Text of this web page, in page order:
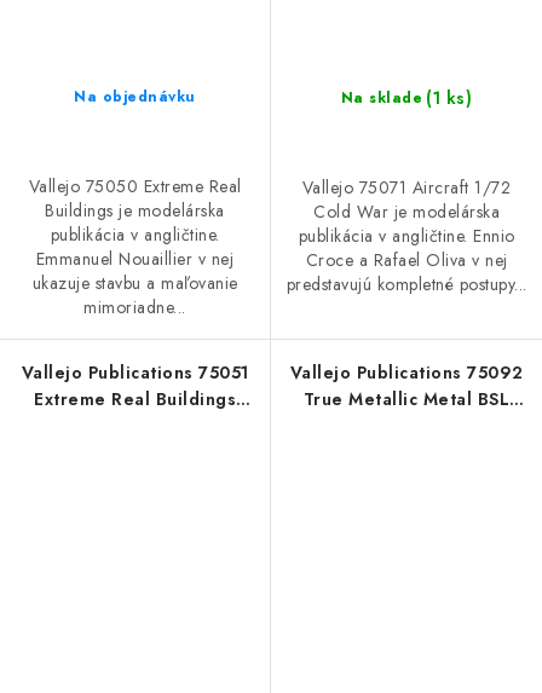
Na objednávku
Vallejo 75050 Extreme Real
Buildings je modelárska
publikácia v angličtine.
Emmanuel Nouaillier v nej
ukazuje stavbu a maľovanie
mimoriadne...
Na sklade (1 ks)
Vallejo 75071 Aircraft 1/72
Cold War je modelárska
publikácia v angličtine. Ennio
Croce a Rafael Oliva v nej
predstavujú kompletné postupy...
Vallejo Publications 75051
Extreme Real Buildings
Vallejo Publications 75092
True Metallic Metal BSL